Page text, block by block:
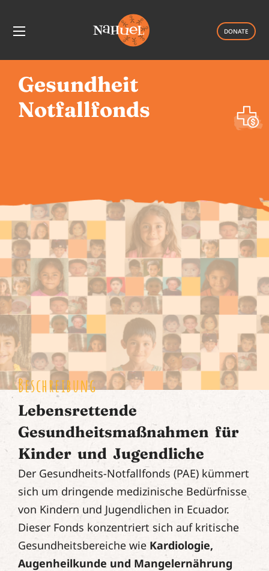
DONATE
Gesundheit
Notfallfonds
Beschreibung
Lebensrettende
Gesundheitsmaßnahmen für
Kinder und Jugendliche
Der Gesundheits-Notfallfonds (PAE) kümmert
sich um dringende medizinische Bedürfnisse
von Kindern und Jugendlichen in Ecuador.
Dieser Fonds konzentriert sich auf kritische
Gesundheitsbereiche wie Kardiologie,
Augenheilkunde und Mangelernährung